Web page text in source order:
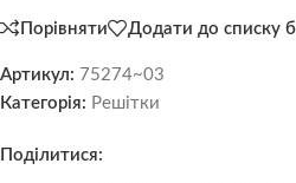
Порівняти Додати до списку
Артикул: 75274~03
Категорія: Решітки
Поділитися: